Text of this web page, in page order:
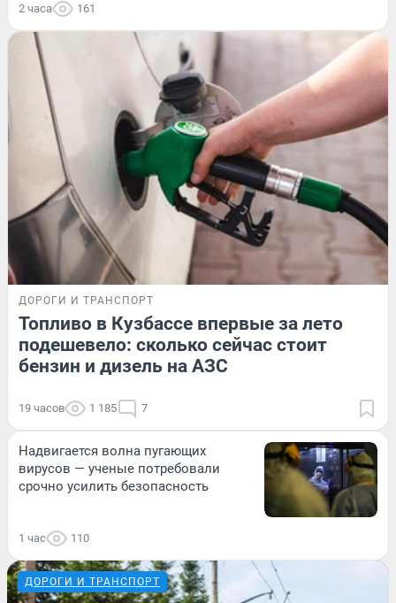
2 часа 161
ДОРОГИ И ТРАНСПОРТ
Топливо в Кузбассе впервые за лето
подешевело: сколько сейчас стоит
бензин и дизель на АЗС
19 часов 1 185 7
Надвигается волна пугающих
вирусов — ученые потребовали
срочно усилить безопасность
1 час 110
ДОРОГИ И ТРАНСПОРТ